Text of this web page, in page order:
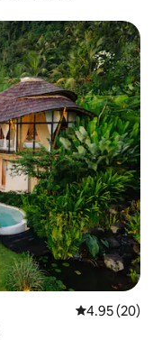
คะแนนเฉลี่ย
4.95 (20)